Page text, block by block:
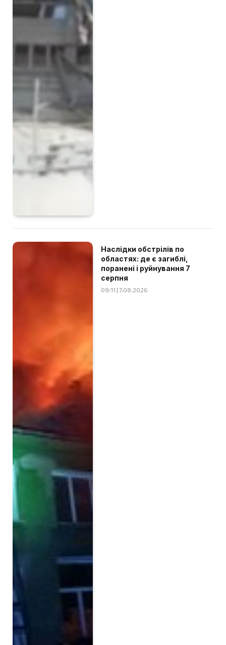
Наслідки обстрілів по
областях: де є загиблі,
поранені і руйнування 7
серпня
09:11 | 7.08.2026